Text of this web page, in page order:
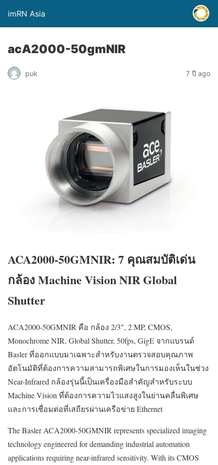
imRN Asia
acA2000-50gmNIR
puk 7 ปี ago
ACA2000-50GMNIR: 7 คุณสมบัติเด่น
กล้อง Machine Vision NIR Global
Shutter
ACA2000-50GMNIR คือ กล้อง 2/3″, 2 MP, CMOS,
Monochrome NIR, Global Shutter, 50fps, GigE จากแบรนด์
Basler ที่ออกแบบมาเฉพาะสำหรับงานตรวจสอบคุณภาพ
อัตโนมัติที่ต้องการความสามารถพิเศษในการมองเห็นในช่วง
Near-Infrared กล้องรุ่นนี้เป็นเครื่องมือสำคัญสำหรับระบบ
Machine Vision ที่ต้องการความไวแสงสูงในย่านคลื่นพิเศษ
และการเชื่อมต่อที่เสถียรผ่านเครือข่าย Ethernet
The Basler ACA2000-50GMNIR represents specialized imaging
technology engineered for demanding industrial automation
applications requiring near-infrared sensitivity. With its CMOS